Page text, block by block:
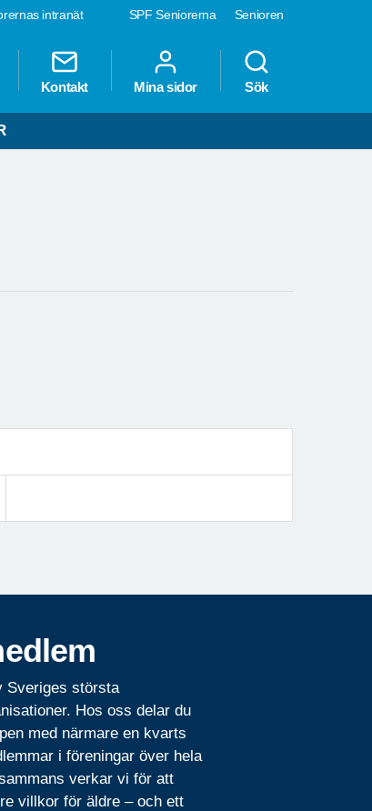
SPF Seniorerna Senioren
intranät
Kontakt Mina sidor Sök
Sveriges största
Hos oss delar du
med närmare en kvarts
i föreningar över hela
verkar vi för att
villkor för äldre – och ett